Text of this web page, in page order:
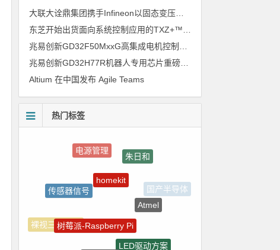
大联大诠鼎集团携手Infineon以固态变压器重构配电效率新标杆
兆易创新GD32H77R机器人专用芯片重磅亮相，精准赋能伺服驱动与关节控制
Altium 在中国发布 Agile Teams
热门标签
朱日和
国产半导体
裸视三维产品
homekit
Atmel
LED驱动方案